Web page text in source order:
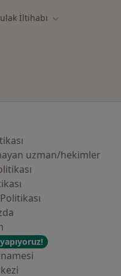
İltihabı Şehir değiştir
uzman/hekimler